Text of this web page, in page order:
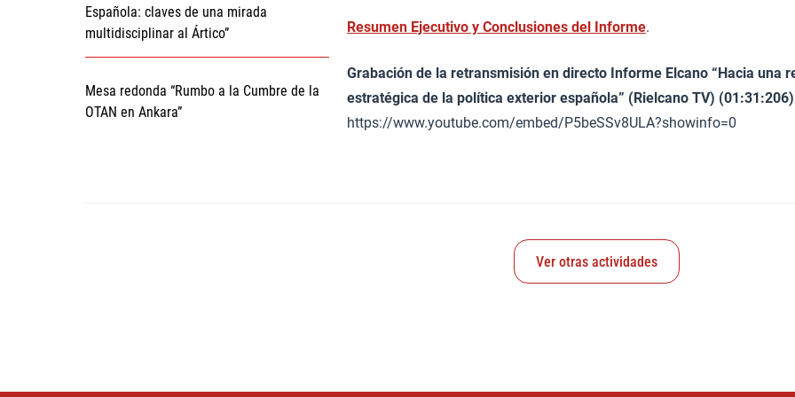
Resumen Ejecutivo y Conclusiones del Informe.
Grabación de la retransmisión en directo Informe Elcano “Hacia una
estratégica de la política exterior española” (Rielcano TV) (01:31:206)
https://www.youtube.com/embed/P5beSSv8ULA?showinfo=0
Española: claves de una mirada
multidisciplinar al Ártico”
Mesa redonda “Rumbo a la Cumbre de la
OTAN en Ankara”
Ver otras actividades